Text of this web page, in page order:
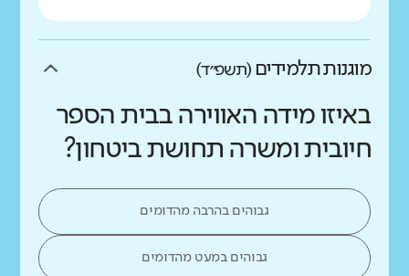
מוגנות תלמידים (תשפ״ד)
באיזו מידה האווירה בבית הספר
חיובית ומשרה תחושת ביטחון?
גבוהים בהרבה מהדומים
גבוהים במעט מהדומים